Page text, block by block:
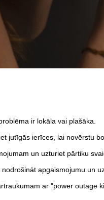
ir lokāla vai plašāka.
jutīgās ierīces, lai novērstu
un uzturiet pārtiku
apgaismojumu un
ar "power outage